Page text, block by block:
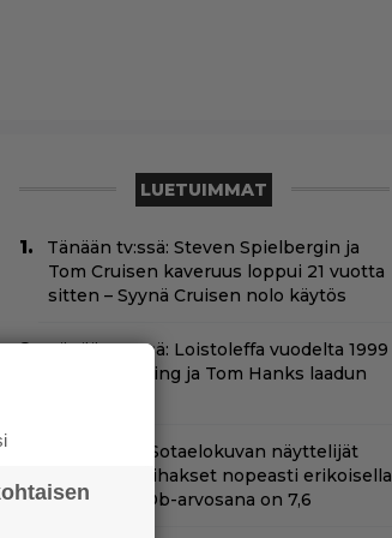
LUETUIMMAT
Tänään tv:ssä: Steven Spielbergin ja
Tom Cruisen kaveruus loppui 21 vuotta
sitten – Syynä Cruisen nolo käytös
Tänään tv:ssä: Loistoleffa vuodelta 1999
– Stephen King ja Tom Hanks laadun
Yöllä tv:ssä: Sotaelokuvan näyttelijät
kasvattivat lihakset nopeasti erikoisella
kikalla – IMDb-arvosana on 7,6